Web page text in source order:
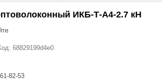
ИКБ-Т-А4-2.7 кН
68829199d4e0
82-53